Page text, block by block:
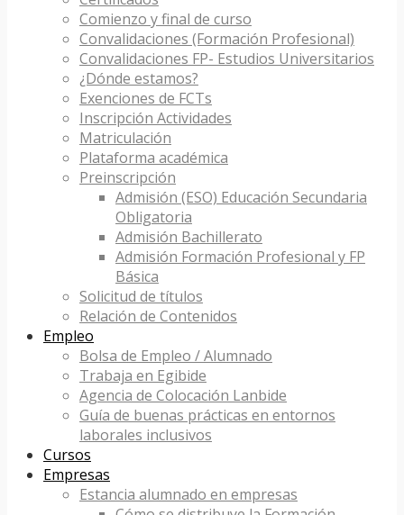
Comienzo y final de curso
Convalidaciones (Formación Profesional)
Convalidaciones FP- Estudios Universitarios
¿Dónde estamos?
Exenciones de FCTs
Inscripción Actividades
Matriculación
Plataforma académica
Preinscripción
Admisión (ESO) Educación Secundaria
Obligatoria
Admisión Bachillerato
Admisión Formación Profesional y FP
Básica
Solicitud de títulos
Relación de Contenidos
Empleo
Bolsa de Empleo / Alumnado
Trabaja en Egibide
Agencia de Colocación Lanbide
Guía de buenas prácticas en entornos
laborales inclusivos
Cursos
Empresas
Estancia alumnado en empresas